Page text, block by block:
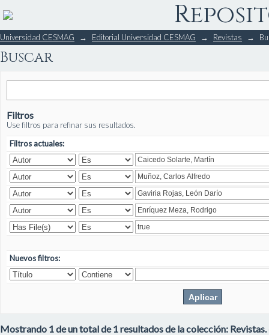
Buscar
Universidad CESMAG → Editorial Universidad CESMAG → Revistas →
Buscar
Filtros
Use filtros para refinar sus resultados.
Filtros actuales:
Nuevos filtros:
Mostrando 1 de un total de 1 resultados de la colección: Revistas.